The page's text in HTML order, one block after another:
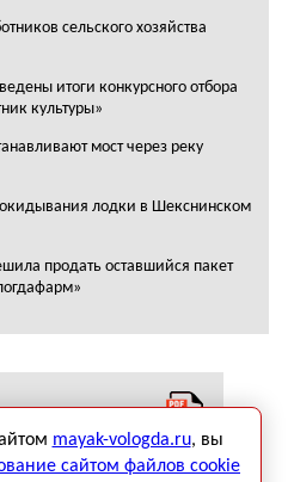
сельского хозяйства
итоги конкурсного отбора
культуры»
мост через реку
лодки в Шекснинском
продать оставшийся пакет
ГАЗЕТЫ «МАЯК»
mayak-vologda.ru, вы
сайтом файлов cookie